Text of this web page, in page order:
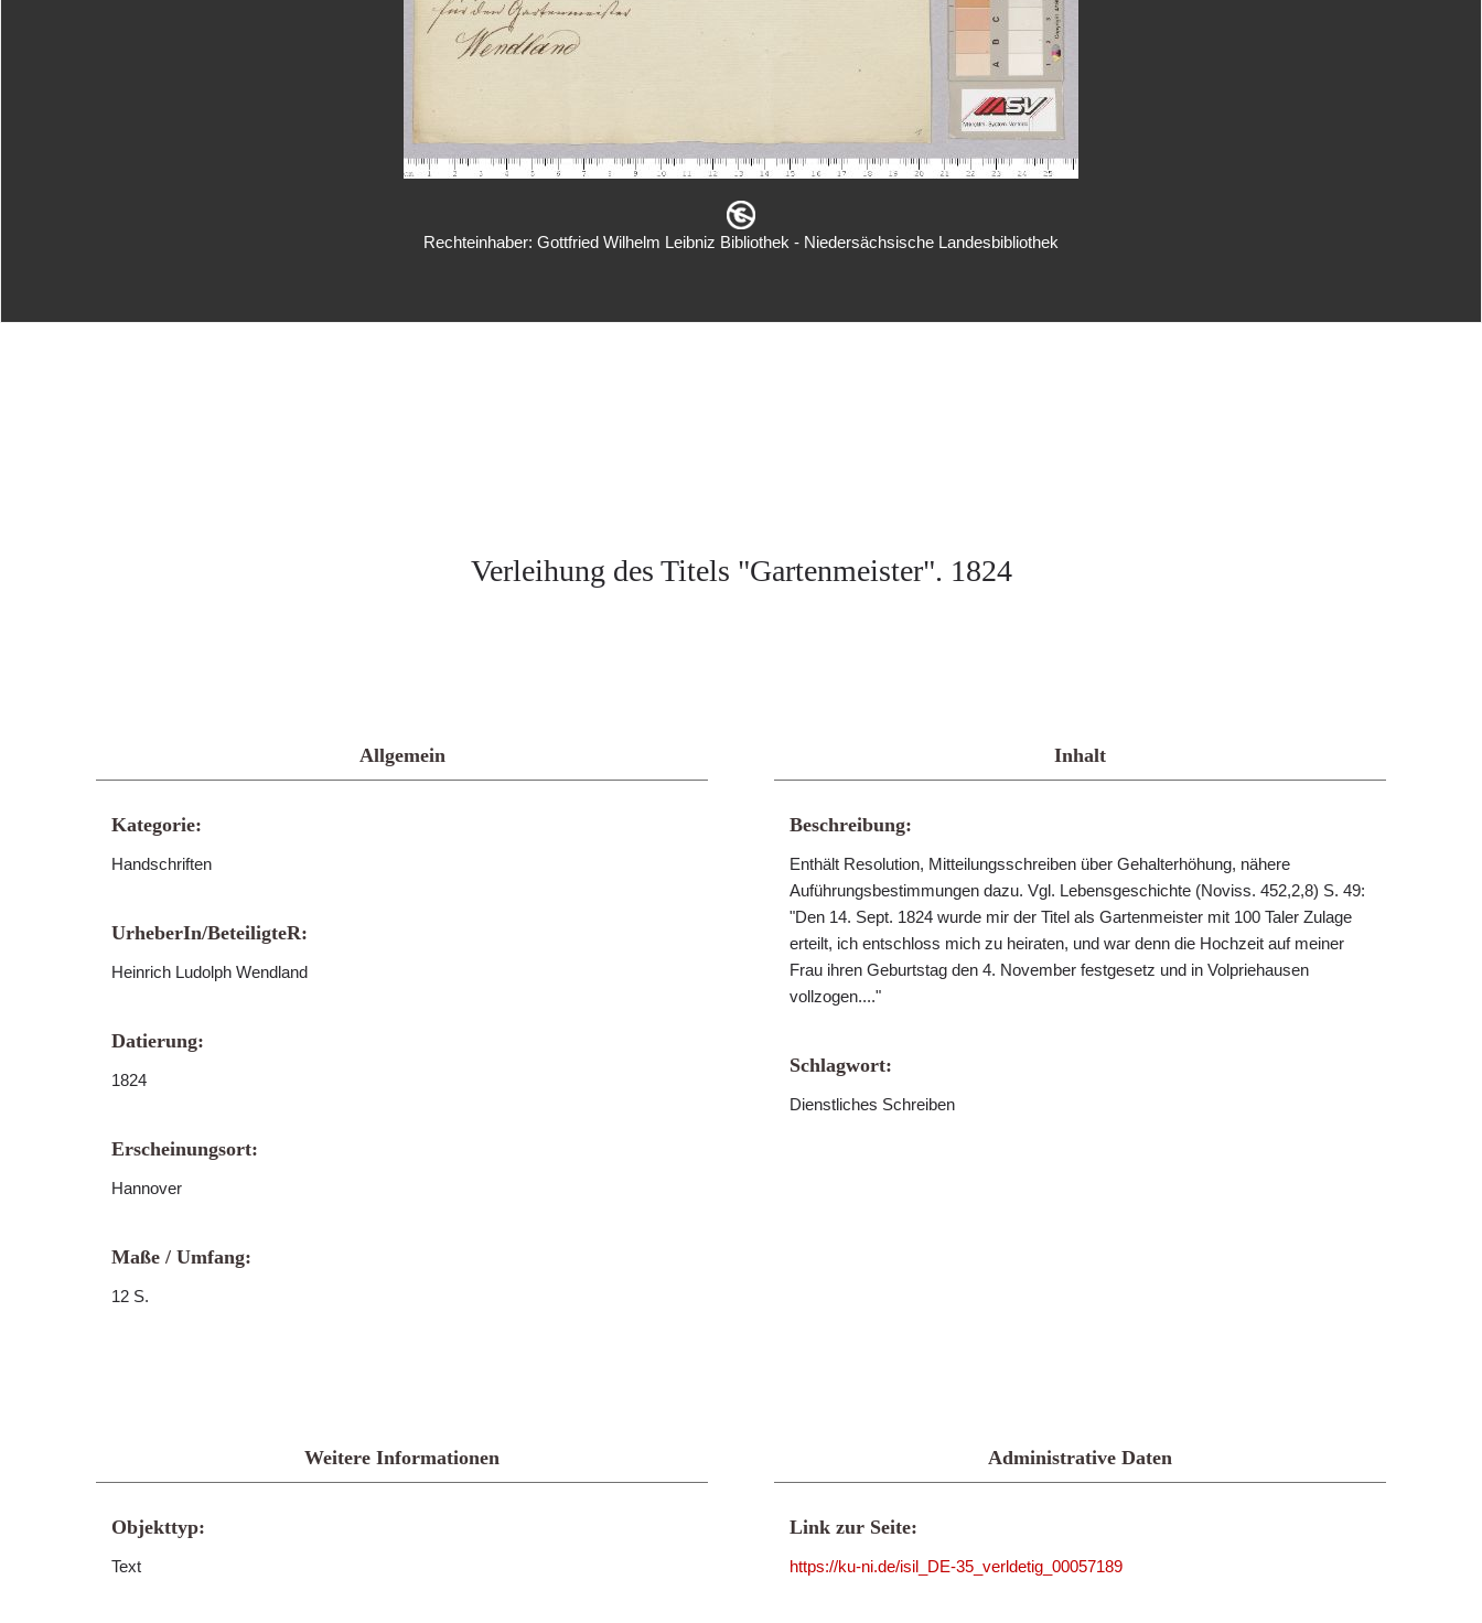
Rechteinhaber: Gottfried Wilhelm Leibniz Bibliothek - Niedersächsische Landesbibliothek
Verleihung des Titels "Gartenmeister". 1824
Allgemein
Kategorie:
Handschriften
UrheberIn/BeteiligteR:
Heinrich Ludolph Wendland
Datierung:
1824
Erscheinungsort:
Hannover
Maße / Umfang:
12 S.
Inhalt
Beschreibung:
Enthält Resolution, Mitteilungsschreiben über Gehalterhöhung, nähere
Auführungsbestimmungen dazu. Vgl. Lebensgeschichte (Noviss. 452,2,8) S. 49:
"Den 14. Sept. 1824 wurde mir der Titel als Gartenmeister mit 100 Taler Zulage
erteilt, ich entschloss mich zu heiraten, und war denn die Hochzeit auf meiner
Frau ihren Geburtstag den 4. November festgesetz und in Volpriehausen
vollzogen...."
Schlagwort:
Dienstliches Schreiben
Weitere Informationen
Objekttyp:
Text
Administrative Daten
Link zur Seite:
https://ku-ni.de/isil_DE-35_verldetig_00057189